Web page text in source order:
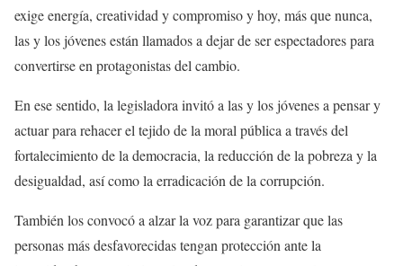
exige energía, creatividad y compromiso y hoy, más que nunca,
las y los jóvenes están llamados a dejar de ser espectadores para
convertirse en protagonistas del cambio.
En ese sentido, la legisladora invitó a las y los jóvenes a pensar y
actuar para rehacer el tejido de la moral pública a través del
fortalecimiento de la democracia, la reducción de la pobreza y la
desigualdad, así como la erradicación de la corrupción.
También los convocó a alzar la voz para garantizar que las
personas más desfavorecidas tengan protección ante la